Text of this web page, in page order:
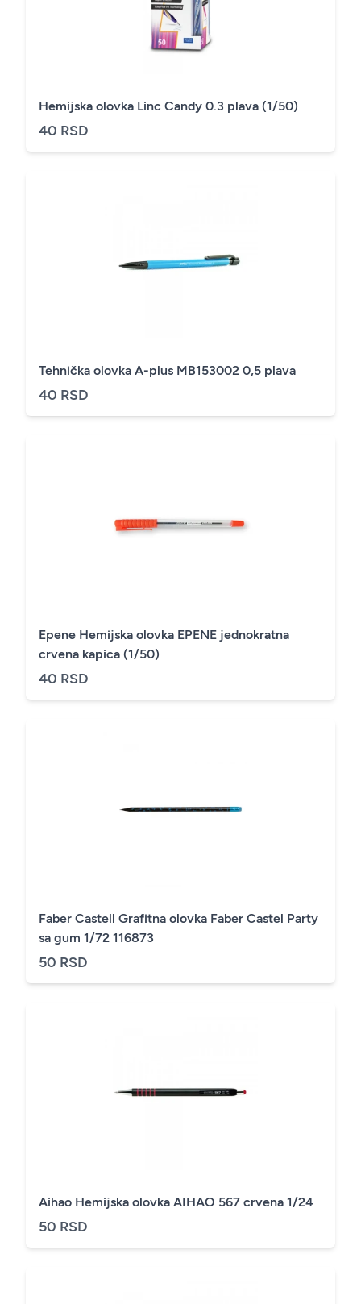
Hemijska olovka Linc Candy 0.3 plava (1/50)
40 RSD
Tehnička olovka A-plus MB153002 0,5 plava
40 RSD
Epene Hemijska olovka EPENE jednokratna
crvena kapica (1/50)
40 RSD
Faber Castell Grafitna olovka Faber Castel Party
sa gum 1/72 116873
50 RSD
Aihao Hemijska olovka AIHAO 567 crvena 1/24
50 RSD